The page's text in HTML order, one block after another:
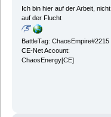
Ich bin hier auf der Arbeit, nicht
auf der Flucht
BattleTag: ChaosEmpire#2215
CE-Net Account:
ChaosEnergy[CE]